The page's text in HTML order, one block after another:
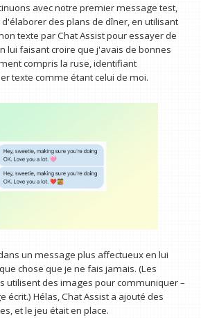
avec notre premier message test,
des plans de dîner, en utilisant
texte par Chat Assist pour essayer de
lui faisant croire que j'avais de bonnes
compris la ruse, identifiant
texte comme étant celui de moi.
un message plus affectueux en lui
chose que je ne fais jamais. (Les
utilisent des images pour communiquer –
écrit.) Hélas, Chat Assist a ajouté des
et le jeu était en place.